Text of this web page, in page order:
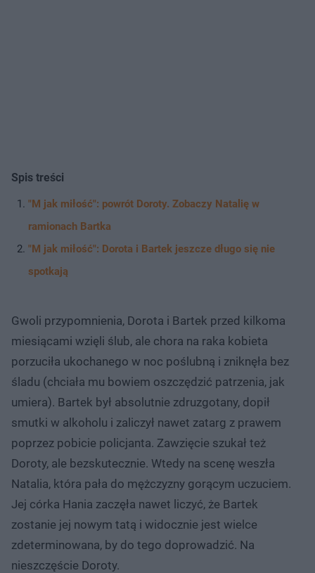
Spis treści
"M jak miłość": powrót Doroty. Zobaczy Natalię w
ramionach Bartka
"M jak miłość": Dorota i Bartek jeszcze długo się nie
spotkają
Gwoli przypomnienia, Dorota i Bartek przed kilkoma
miesiącami wzięli ślub, ale chora na raka kobieta
porzuciła ukochanego w noc poślubną i zniknęła bez
śladu (chciała mu bowiem oszczędzić patrzenia, jak
umiera). Bartek był absolutnie zdruzgotany, dopił
smutki w alkoholu i zaliczył nawet zatarg z prawem
poprzez pobicie policjanta. Zawzięcie szukał też
Doroty, ale bezskutecznie. Wtedy na scenę weszła
Natalia, która pała do mężczyzny gorącym uczuciem.
Jej córka Hania zaczęła nawet liczyć, że Bartek
zostanie jej nowym tatą i widocznie jest wielce
zdeterminowana, by do tego doprowadzić. Na
nieszczęście Doroty.